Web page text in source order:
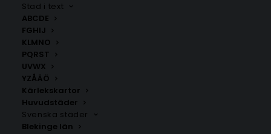
Stad i text
ABCDE
FGHIJ
KLMNO
PQRST
UVWX
YZÅÄÖ
Kärlekskartor
Huvudstäder
Svenska städer
Blekinge län